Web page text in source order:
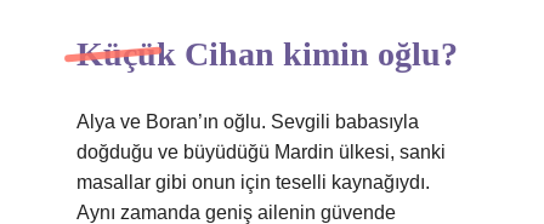
Küçük Cihan kimin oğlu?
Alya ve Boran’ın oğlu. Sevgili babasıyla
doğduğu ve büyüdüğü Mardin ülkesi, sanki
masallar gibi onun için teselli kaynağıydı.
Aynı zamanda geniş ailenin güvende